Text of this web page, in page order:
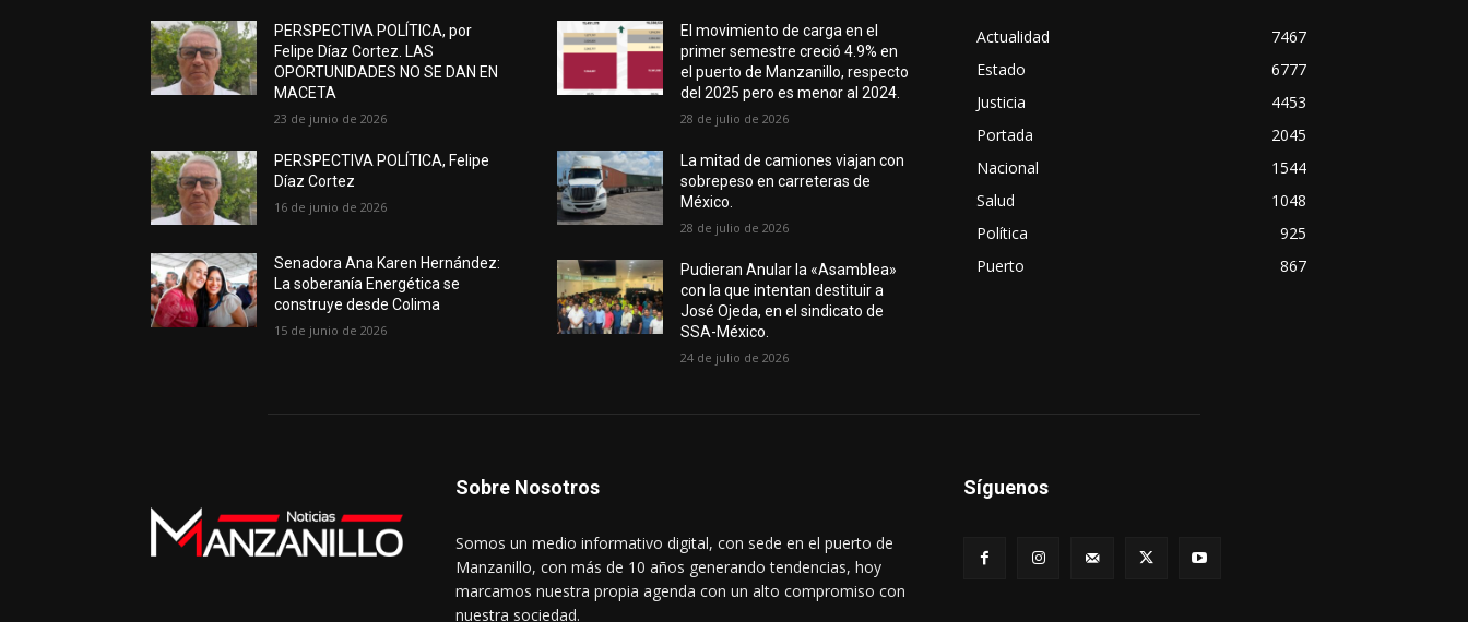
PERSPECTIVA POLÍTICA, por
Felipe Díaz Cortez. LAS
OPORTUNIDADES NO SE DAN EN
MACETA
23 de junio de 2026
PERSPECTIVA POLÍTICA, Felipe
Díaz Cortez
16 de junio de 2026
Senadora Ana Karen Hernández:
La soberanía Energética se
construye desde Colima
15 de junio de 2026
El movimiento de carga en el
primer semestre creció 4.9% en
el puerto de Manzanillo, respecto
del 2025 pero es menor al 2024.
28 de julio de 2026
La mitad de camiones viajan con
sobrepeso en carreteras de
México.
28 de julio de 2026
Pudieran Anular la «Asamblea»
con la que intentan destituir a
José Ojeda, en el sindicato de
SSA-México.
24 de julio de 2026
Actualidad
7467
Estado
6777
Justicia
4453
Portada
2045
Nacional
1544
Salud
1048
Política
925
Puerto
867
Sobre Nosotros
Somos un medio informativo digital, con sede en el puerto de
Manzanillo, con más de 10 años generando tendencias, hoy
marcamos nuestra propia agenda con un alto compromiso con
nuestra sociedad.
Síguenos